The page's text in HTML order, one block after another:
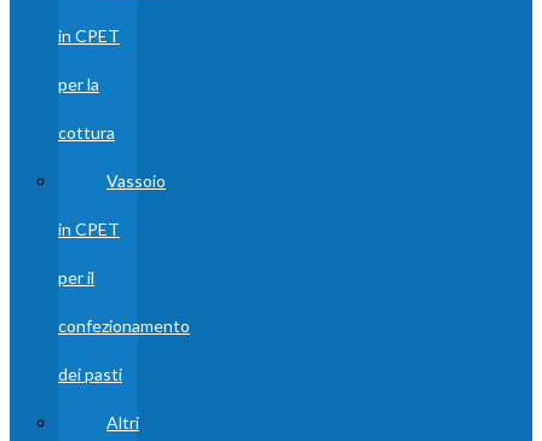
in CPET
per la
cottura
Vassoio
in CPET
per il
confezionamento
dei pasti
Altri